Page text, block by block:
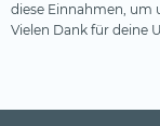
diese Einnahmen, um
Vielen Dank für deine